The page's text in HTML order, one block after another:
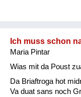
Ich muss schon
Maria Pintar
Wias mit da Poust
Da Briaftroga hot
Va duat sans noch